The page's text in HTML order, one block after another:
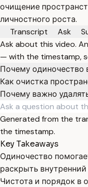
очищение
личностного роста.
Transcript
Ask
Ask about this video.
— with the timestamp,
Почему одиночество
Как очистка
Почему важно
Generated from the
the timestamp.
Key Takeaways
Одиночество
раскрыть внутренний
Чистота и порядок в